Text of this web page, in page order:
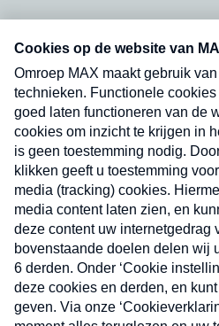
nieuwsbrief. Elke vrijdag-
uw mailbox.
Nieuwsbrief
Neem hier een gratis